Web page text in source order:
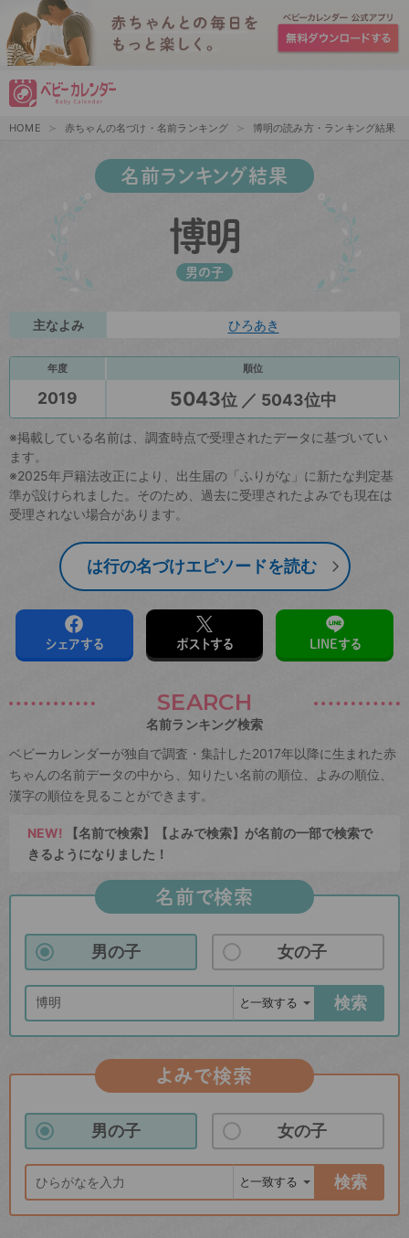
HOME 赤ちゃんの名づけ・名前ランキング 博明の読み方・ランキング結果
名前ランキング結果
博明
男の子
主なよみ ひろあき
年度 順位
2019 5043位 ／ 5043位中
※掲載している名前は、調査時点で受理されたデータに基づいてい
ます。
※2025年戸籍法改正により、出生届の「ふりがな」に新たな判定基
準が設けられました。そのため、過去に受理されたよみでも現在は
受理されない場合があります。
は行の名づけエピソードを読む
シェアする ポストする LINEする
SEARCH
名前ランキング検索
ベビーカレンダーが独自で調査・集計した2017年以降に生まれた赤
ちゃんの名前データの中から、知りたい名前の順位、よみの順位、
漢字の順位を見ることができます。
NEW! 【名前で検索】【よみで検索】が名前の一部で検索で
きるようになりました！
名前で検索
男の子 女の子
検索
よみで検索
男の子 女の子
検索